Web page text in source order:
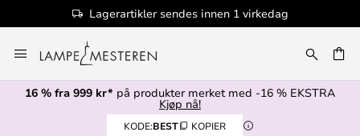
Lagerartikler sendes innen 1 virkedag
til
innhold
16 % fra 999 kr* på produkter merket med -16 % EKSTRA
Kjøp nå!
KODE:BEST KOPIER